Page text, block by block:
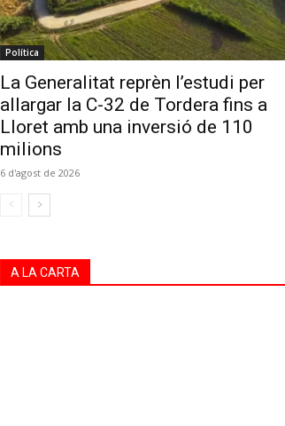
Política
La Generalitat reprèn l’estudi per
allargar la C-32 de Tordera fins a
Lloret amb una inversió de 110
milions
6 d'agost de 2026
A LA CARTA